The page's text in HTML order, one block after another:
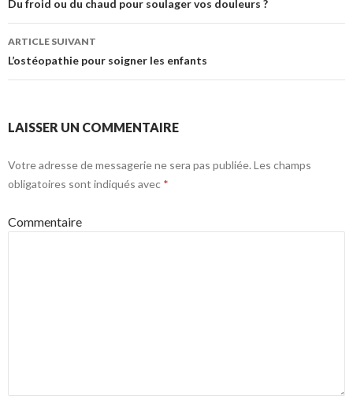
Navigation de l’article
Du froid ou du chaud pour soulager vos douleurs ?
ARTICLE SUIVANT
L’ostéopathie pour soigner les enfants
LAISSER UN COMMENTAIRE
Votre adresse de messagerie ne sera pas publiée. Les champs
obligatoires sont indiqués avec *
Commentaire